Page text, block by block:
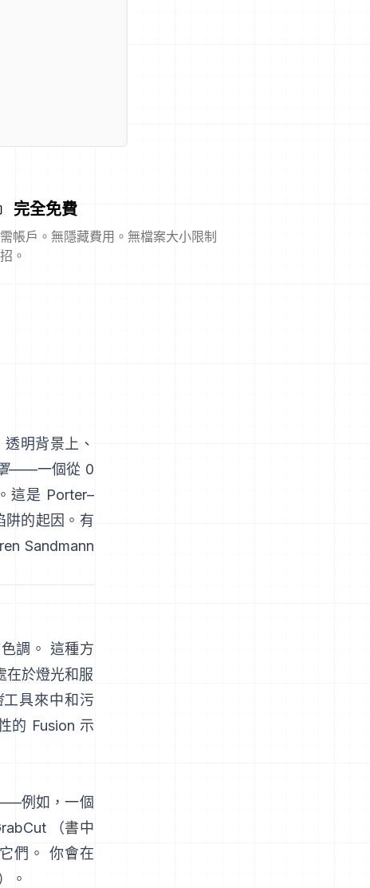
完全免費
帳戶。無隱藏費用。無檔案大小限制
。
明背景上、
——一個從 0
這是 Porter–
阱的起因。有
Sandmann
調。 這種方
在於燈光和服
工具來中和污
的 Fusion 示
例如，一個
（書中
們。 你會在
。